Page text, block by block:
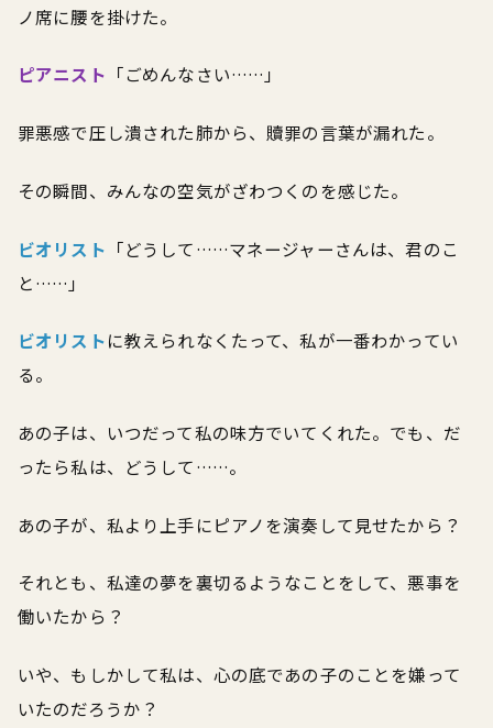
ノ席に腰を掛けた。
ピアニスト 「ごめんなさい……」
罪悪感で圧し潰された肺から、贖罪の言葉が漏れた。
その瞬間、みんなの空気がざわつくのを感じた。
ビオリスト 「どうして……マネージャーさんは、君のこ
と……」
ビオリストに教えられなくたって、私が一番わかってい
る。
あの子は、いつだって私の味方でいてくれた。でも、だ
ったら私は、どうして……。
あの子が、私より上手にピアノを演奏して見せたから？
それとも、私達の夢を裏切るようなことをして、悪事を
働いたから？
いや、もしかして私は、心の底であの子のことを嫌って
いたのだろうか？